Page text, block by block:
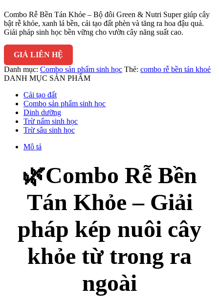
Combo Rễ Bền Tán Khỏe – Bộ đôi Green & Nutri Super giúp cây
bật rễ khỏe, xanh lá bền, cải tạo đất phèn và tăng ra hoa đậu quả.
Giải pháp sinh học bền vững cho vườn cây năng suất cao.
GIÁ LIÊN HỆ
Danh mục: Combo sản phẩm sinh học Thẻ: combo rễ bền tán khoẻ
DANH MỤC SẢN PHẨM
Cải tạo đất
Combo sản phẩm sinh học
Dinh dưỡng
Trừ nấm sinh học
Trừ sâu sinh học
Mô tả
🌿Combo Rễ Bền
Tán Khỏe – Giải
pháp kép nuôi cây
khỏe từ trong ra
ngoài